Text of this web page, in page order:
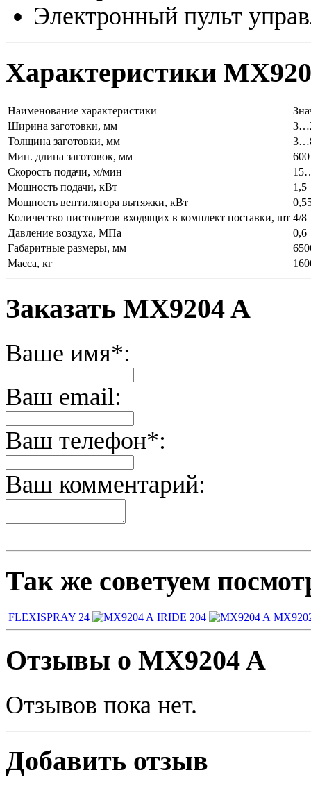
Электронный пульт
Характеристики
Наименование характеристики
Ширина заготовки, мм
Толщина заготовки, мм
Мин. длина заготовок, мм
600
Скорость подачи, м/мин
Мощность подачи, кВт
1,5
Мощность вентилятора вытяжки, кВт
Количество пистолетов входящих в комплект поставки, шт 4/8
Давление воздуха, МПа
0,6
Габаритные размеры, мм
Масса, кг
Заказать MX9204 A
Ваше имя*:
Ваш email:
Ваш телефон*:
Ваш комментарий:
Так же советуем
FLEXISPRAY 24 IRIDE 204
Отзывы о MX9204 A
Отзывов пока нет.
Добавить отзыв